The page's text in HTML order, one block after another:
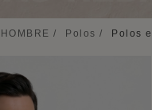
/ Polos / Polos